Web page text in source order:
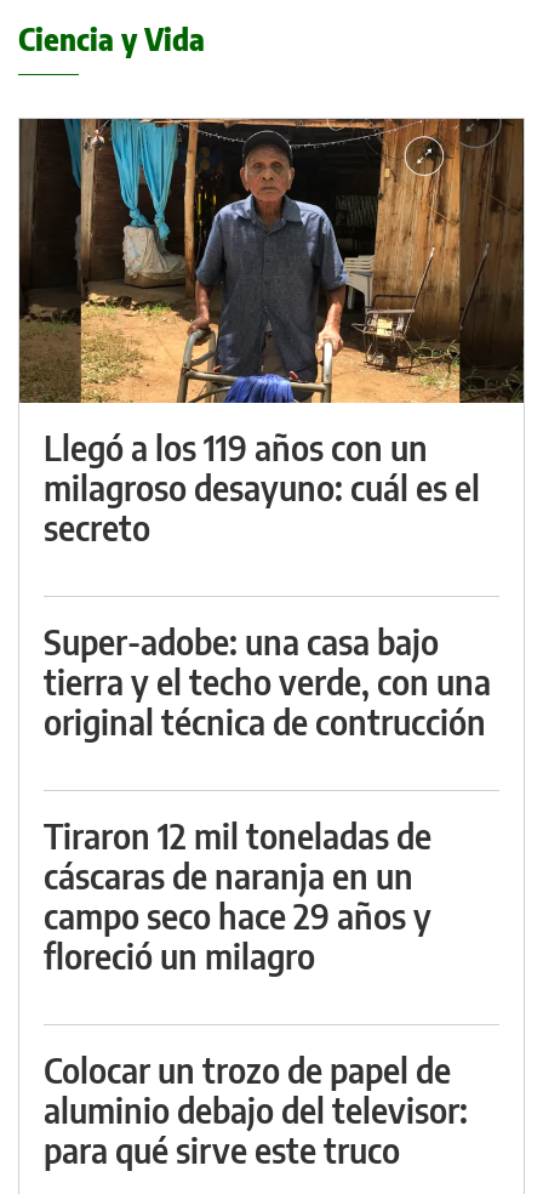
Ciencia y Vida
Llegó a los 119 años con un
milagroso desayuno: cuál es el
secreto
Super-adobe: una casa bajo
tierra y el techo verde, con una
original técnica de contrucción
Tiraron 12 mil toneladas de
cáscaras de naranja en un
campo seco hace 29 años y
floreció un milagro
Colocar un trozo de papel de
aluminio debajo del televisor:
para qué sirve este truco